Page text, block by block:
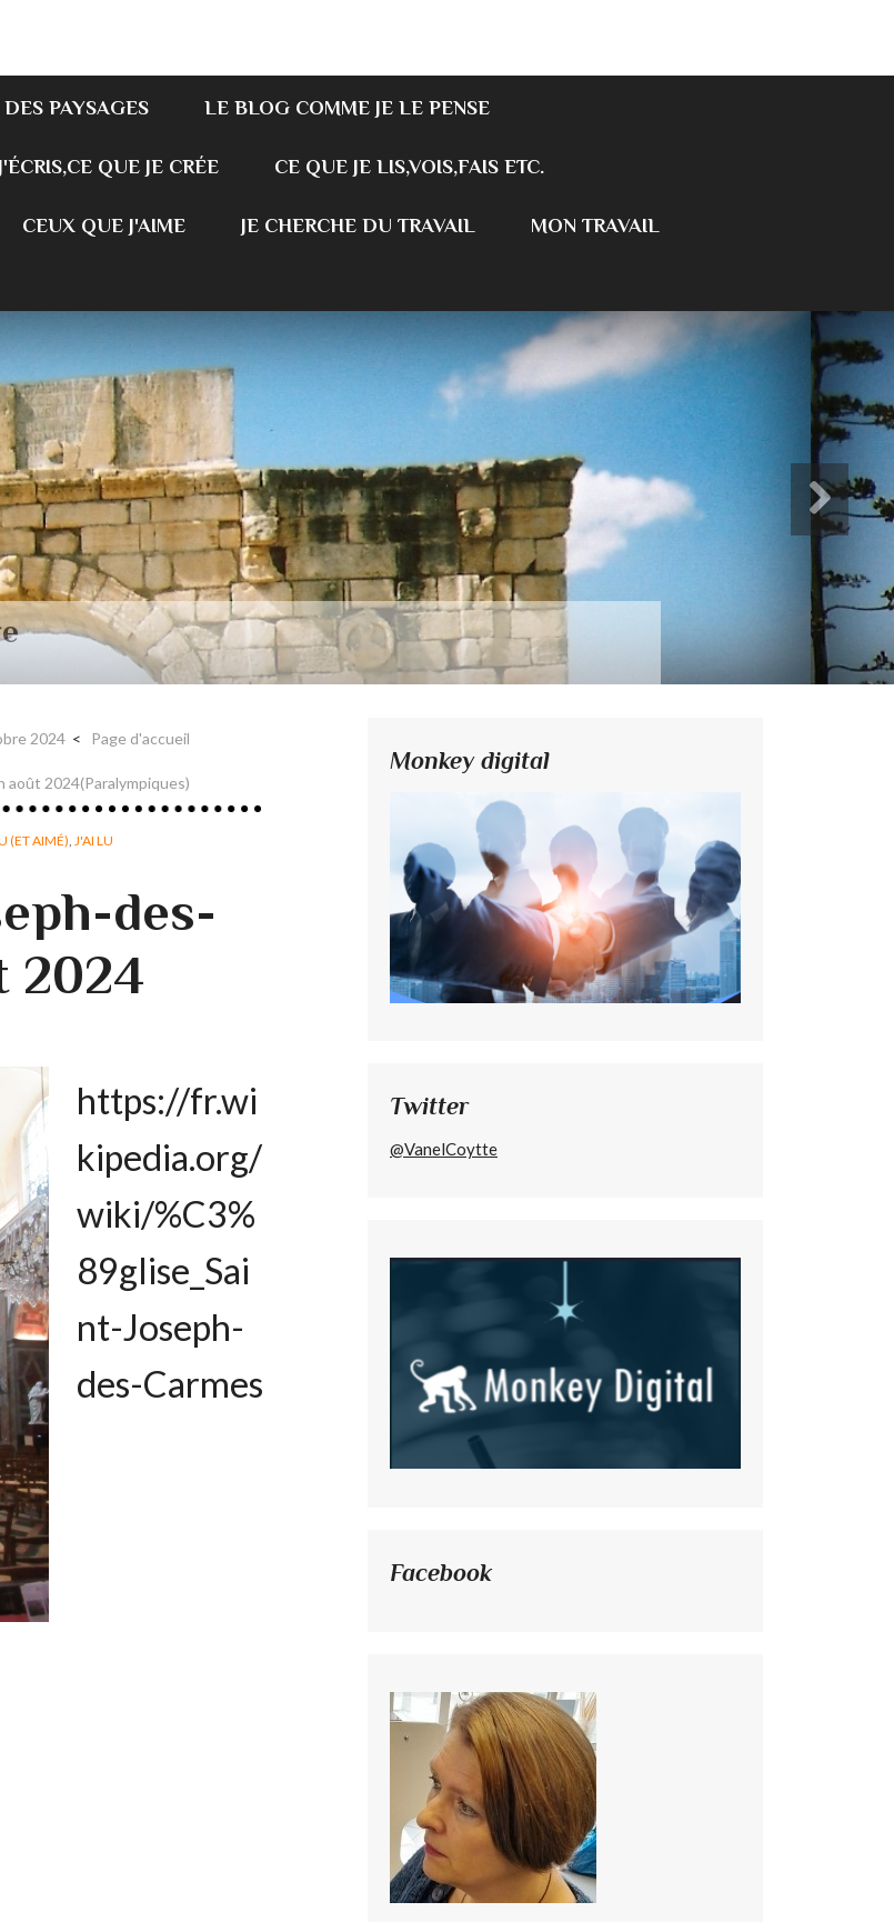
PAYSAGES LE BLOG COMME JE LE PENSE
QUE JE CRÉE CE QUE JE LIS,VOIS,FAIS ETC.
CEUX QUE J'AIME JE CHERCHE DU TRAVAIL MON TRAVAIL
Nerval
2024 Page d'accueil
août 2024(Paralympiques)
(ET AIMÉ) J'AI LU
des-
2024
https://fr.wi
kipedia.org/
wiki/%C3%
89glise_Sai
nt-Joseph-
des-Carmes
Monkey digital
Twitter
@VanelCoytte
Facebook